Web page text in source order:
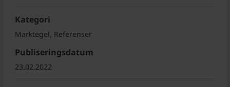
Kategori
Marktegel, Referenser
Publiseringsdatum
23.02.2022